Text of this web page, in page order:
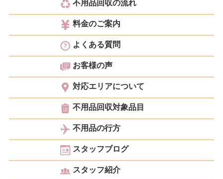
不用品回収の流れ
料金のご案内
よくある質問
お客様の声
対応エリアについて
不用品回収対象品目
不用品の行方
スタッフブログ
スタッフ紹介